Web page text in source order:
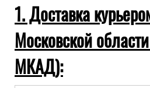
1. Доставка
Московской
МКАД):